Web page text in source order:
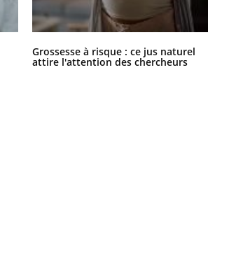
Grossesse à risque : ce jus naturel
attire l'attention des chercheurs